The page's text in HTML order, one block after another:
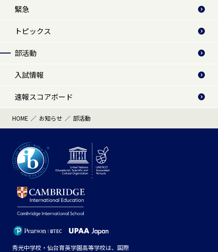
緊急
トピックス
部活動
入試情報
速報スコアボード
HOME お知らせ 部活動
秀光中学校・仙台育英学園高等学校は、国際